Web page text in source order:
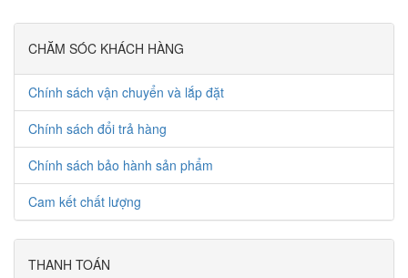
CHĂM SÓC KHÁCH HÀNG
Chính sách vận chuyển và lắp đặt
Chính sách đổi trả hàng
Chính sách bảo hành sản phẩm
Cam kết chất lượng
THANH TOÁN